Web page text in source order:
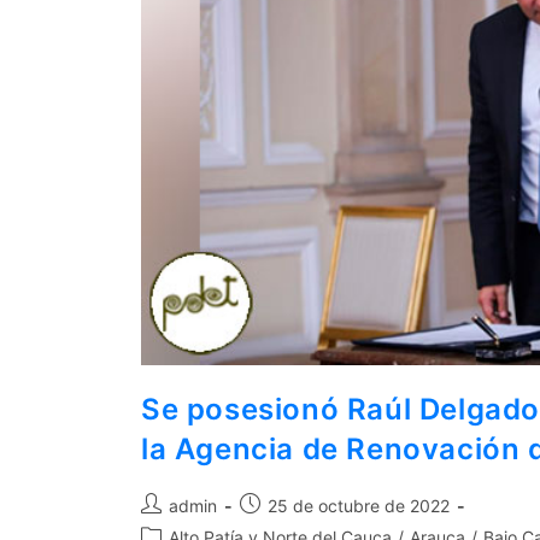
Se posesionó Raúl
la Agencia de Renovación
admin
25 de octubre de 2022